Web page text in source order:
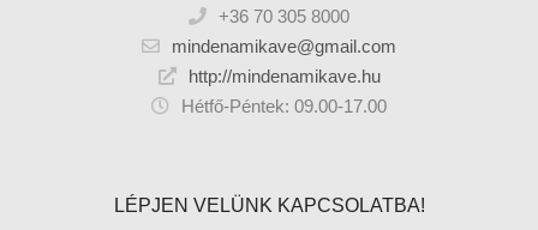
+36 70 305 8000
mindenamikave@gmail.com
http://mindenamikave.hu
Hétfő-Péntek: 09.00-17.00
LÉPJEN VELÜNK KAPCSOLATBA!